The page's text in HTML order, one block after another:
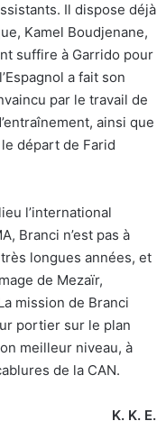
Il dispose déjà
Kamel Boudjenane,
suffire à Garrido pour
a fait son
par le travail de
ainsi que
départ de Farid
l’international
Branci n’est pas à
longues années, et
de Mezaïr,
mission de Branci
portier sur le plan
meilleur niveau, à
de la CAN.
K. K. E.